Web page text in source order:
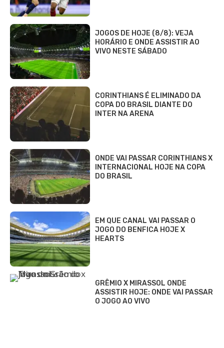
JOGOS DE HOJE (8/8): VEJA
HORÁRIO E ONDE ASSISTIR AO
VIVO NESTE SÁBADO
CORINTHIANS É ELIMINADO DA
COPA DO BRASIL DIANTE DO
INTER NA ARENA
ONDE VAI PASSAR CORINTHIANS X
INTERNACIONAL HOJE NA COPA
DO BRASIL
EM QUE CANAL VAI PASSAR O
JOGO DO BENFICA HOJE X
HEARTS
GRÊMIO X MIRASSOL ONDE
ASSISTIR HOJE: ONDE VAI PASSAR
O JOGO AO VIVO